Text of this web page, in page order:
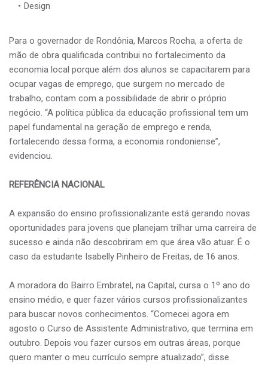
Design
Para o governador de Rondônia, Marcos Rocha, a oferta de
mão de obra qualificada contribui no fortalecimento da
economia local porque além dos alunos se capacitarem para
ocupar vagas de emprego, que surgem no mercado de
trabalho, contam com a possibilidade de abrir o próprio
negócio. “A política pública da educação profissional tem um
papel fundamental na geração de emprego e renda,
fortalecendo dessa forma, a economia rondoniense”,
evidenciou.
REFERÊNCIA NACIONAL
A expansão do ensino profissionalizante está gerando novas
oportunidades para jovens que planejam trilhar uma carreira de
sucesso e ainda não descobriram em que área vão atuar. É o
caso da estudante Isabelly Pinheiro de Freitas, de 16 anos.
A moradora do Bairro Embratel, na Capital, cursa o 1º ano do
ensino médio, e quer fazer vários cursos profissionalizantes
para buscar novos conhecimentos. “Comecei agora em
agosto o Curso de Assistente Administrativo, que termina em
outubro. Depois vou fazer cursos em outras áreas, porque
quero manter o meu currículo sempre atualizado”, disse.